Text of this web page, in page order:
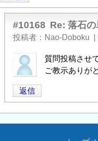
へ
の
返
単
位
体
重
量
に
つ
#10168 Re: 落石
投稿者 Nao-Doboku
匿
名
稿
質問投稿させ
ご教示ありが
返信